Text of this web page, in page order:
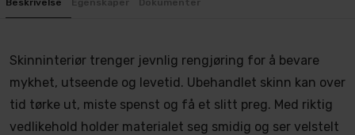
Beskrivelse Egenskaper Dokumenter
Skinninteriør trenger jevnlig rengjøring for å bevare
mykhet, utseende og levetid. Ubehandlet skinn kan over
tid tørke ut, miste spenst og få et slitt preg. Med riktig
vedlikehold holder materialet seg smidig og ser velstelt